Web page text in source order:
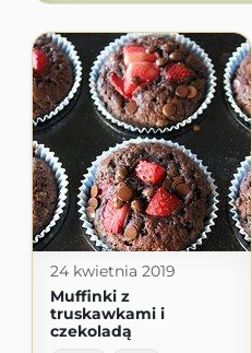
24 kwietnia 2019
Muffinki z
truskawkami i
czekoladą